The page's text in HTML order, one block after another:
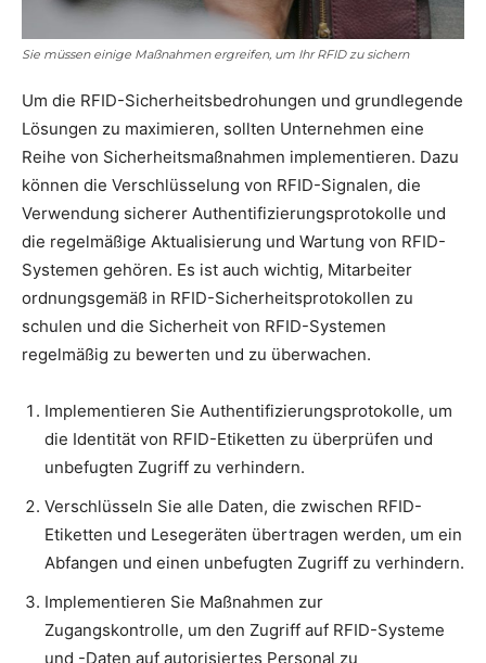
Sie müssen einige Maßnahmen ergreifen, um Ihr RFID zu sichern
Um die RFID-Sicherheitsbedrohungen und grundlegende
Lösungen zu maximieren, sollten Unternehmen eine
Reihe von Sicherheitsmaßnahmen implementieren. Dazu
können die Verschlüsselung von RFID-Signalen, die
Verwendung sicherer Authentifizierungsprotokolle und
die regelmäßige Aktualisierung und Wartung von RFID-
Systemen gehören. Es ist auch wichtig, Mitarbeiter
ordnungsgemäß in RFID-Sicherheitsprotokollen zu
schulen und die Sicherheit von RFID-Systemen
regelmäßig zu bewerten und zu überwachen.
Implementieren Sie Authentifizierungsprotokolle, um
die Identität von RFID-Etiketten zu überprüfen und
unbefugten Zugriff zu verhindern.
Verschlüsseln Sie alle Daten, die zwischen RFID-
Etiketten und Lesegeräten übertragen werden, um ein
Abfangen und einen unbefugten Zugriff zu verhindern.
Implementieren Sie Maßnahmen zur
Zugangskontrolle, um den Zugriff auf RFID-Systeme
und -Daten auf autorisiertes Personal zu